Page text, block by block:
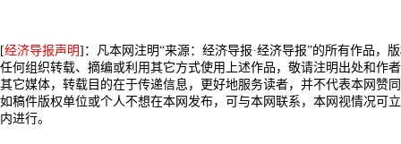
[经济导报声明]：凡本网注明“来源：经济导报·经济导报”的所有作品，
任何组织转载、摘编或利用其它方式使用上述作品，敬请注明出处和作
其它媒体，转载目的在于传递信息，更好地服务读者，并不代表本网赞
如稿件版权单位或个人不想在本网发布，可与本网联系，本网视情况可
内进行。